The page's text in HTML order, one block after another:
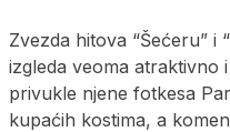
Zvezda hitova “Šećeru” i
izgleda veoma atraktivno
privukle njene fotkesa
kupaćih kostima, a